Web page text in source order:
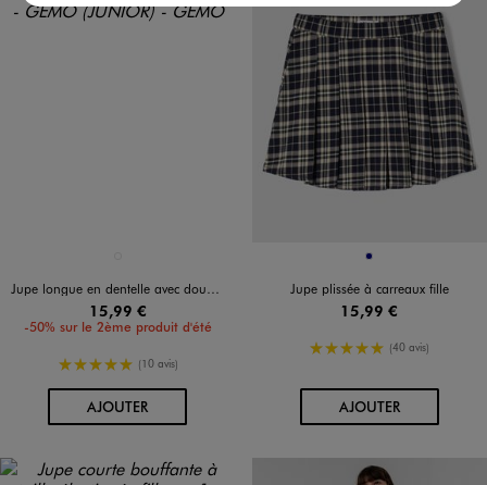
Jupe longue en dentelle avec doublure short fille
15,99 €
-50% sur le 2ème produit d'été
5/5 de moyenne
(10 avis)
AJOUTERAU PANIER
Disponible en 1 coloris
MARINE
Jupe plissée à carreaux fille
15,99 €
5/5 de moyenne
(40 avis)
AJOUTERAU PANIER